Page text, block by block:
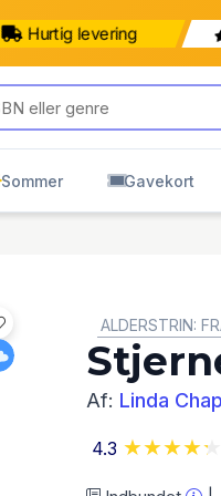
Hurtig levering
Sommer Gavekort
ALDERSTRIN:
Af: Linda
4.3